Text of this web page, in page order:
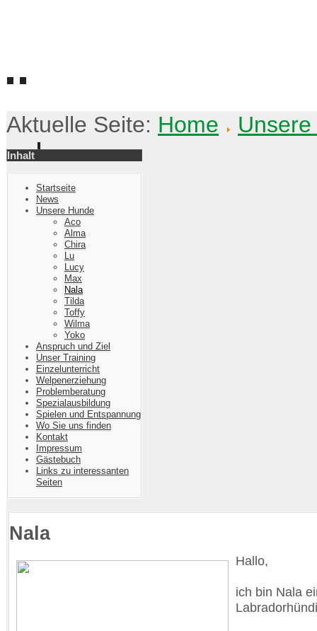
Aktuelle Seite: Home
Inhalt
Startseite
News
Unsere Hunde
Aco
Alma
Chira
Lu
Lucy
Max
Nala
Tilda
Toffy
Wilma
Yoko
Anspruch und Ziel
Unser Training
Einzelunterricht
Welpenerziehung
Problemberatung
Spezialausbildung
Spielen und Entspannung
Wo Sie uns finden
Kontakt
Impressum
Gästebuch
Links zu interessanten
Seiten
Nala
Hallo,
ich bin Nala